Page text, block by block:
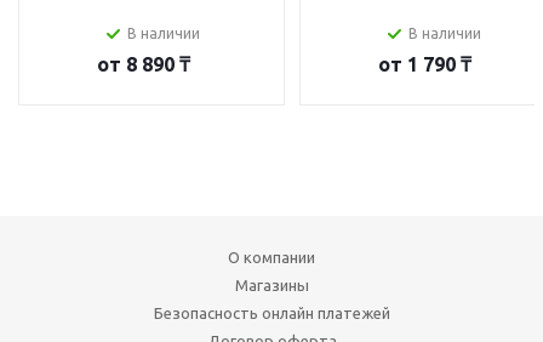
В наличии
от 8 890 ₸
В наличии
от 1 790 ₸
О компании
Магазины
Безопасность онлайн платежей